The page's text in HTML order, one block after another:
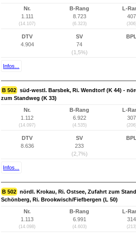
Nr.
1.111
(14.107)
B-Rang
8.723
(6.323)
L-
407
DTV
4.904
SV
74
(1,5%)
BPL
Infos...
B 502 süd-westl. Barsbek, Ri. Wendtorf (K 44) -
zum Standweg (K 33)
Nr.
1.112
(14.097)
B-Rang
6.922
(4.535)
L-
307
DTV
8.636
SV
233
(2,7%)
BPL
Infos...
B 502 nördl. Krokau, Ri. Ostsee, Zufahrt zum
Schönberg, Ri. Brookwisch/Fiefbergen (L 50)
Nr.
1.113
(14.098)
B-Rang
6.991
(4.603)
L-
314